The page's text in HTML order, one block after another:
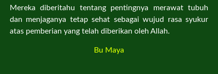
Mereka diberitahu tentang pentingnya merawat tubuh
dan menjaganya tetap sehat sebagai wujud rasa syukur
atas pemberian yang telah diberikan oleh Allah.
Bu Maya